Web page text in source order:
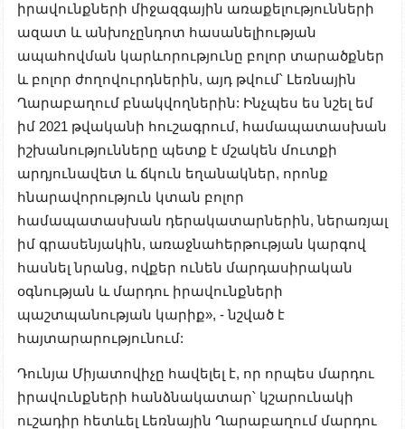
իրավունքների միջազգային առաքելությունների
ազատ և անխոչընդոտ հասանելիության
ապահովման կարևորությունը բոլոր տարածքներ
և բոլոր ժողովուրդներին, այդ թվում՝ Լեռնային
Ղարաբաղում բնակվողներին: Ինչպես ես նշել եմ
իմ 2021 թվականի հուշագրում, համապատասխան
իշխանությունները պետք է մշակեն մուտքի
արդյունավետ և ճկուն եղանակներ, որոնք
հնարավորություն կտան բոլոր
համապատասխան դերակատարներին, ներառյալ
իմ գրասենյակին, առաջնահերթության կարգով
հասնել նրանց, ովքեր ունեն մարդասիրական
օգնության և մարդու իրավունքների
պաշտպանության կարիք», - նշված է
հայտարարությունում:
Դունյա Միյատովիչը հավելել է, որ որպես մարդու
իրավունքների հանձնակատար՝ կշարունակի
ուշադիր հետևել Լեռնային Ղարաբաղում մարդու